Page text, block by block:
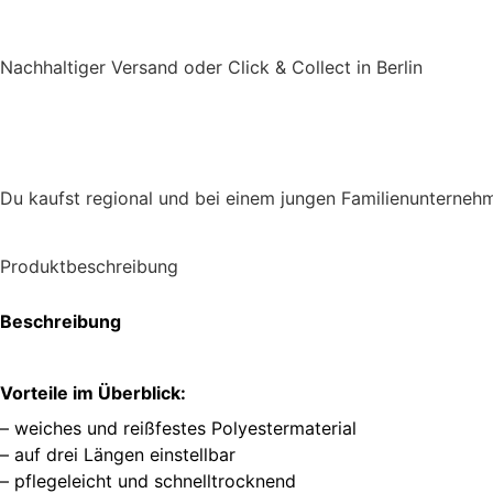
Nachhaltiger Versand oder Click & Collect in Berlin
Du kaufst regional und bei einem jungen
Produktbeschreibung
Beschreibung
Vorteile im Überblick:
– weiches und reißfestes Polyestermaterial
– auf drei Längen einstellbar
– pflegeleicht und schnelltrocknend